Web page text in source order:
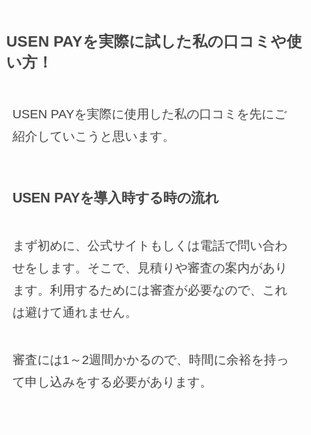
USEN PAYを実際に試した私の口コミや使
い方！
USEN PAYを実際に使用した私の口コミを先にご
紹介していこうと思います。
USEN PAYを導入時する時の流れ
まず初めに、公式サイトもしくは電話で問い合わ
せをします。そこで、見積りや審査の案内があり
ます。利用するためには審査が必要なので、これ
は避けて通れません。
審査には1～2週間かかるので、時間に余裕を持っ
て申し込みをする必要があります。